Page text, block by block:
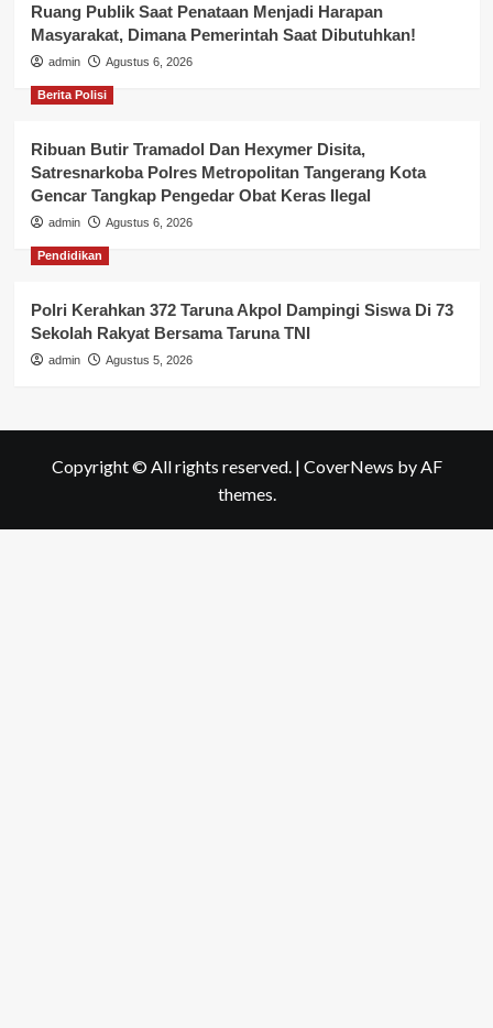
Ruang Publik Saat Penataan Menjadi Harapan
Masyarakat, Dimana Pemerintah Saat Dibutuhkan!
admin Agustus 6, 2026
Berita Polisi
Ribuan Butir Tramadol Dan Hexymer Disita,
Satresnarkoba Polres Metropolitan Tangerang Kota
Gencar Tangkap Pengedar Obat Keras Ilegal
admin Agustus 6, 2026
Pendidikan
Polri Kerahkan 372 Taruna Akpol Dampingi Siswa Di 73
Sekolah Rakyat Bersama Taruna TNI
admin Agustus 5, 2026
Copyright © All rights reserved. | CoverNews by AF
themes.